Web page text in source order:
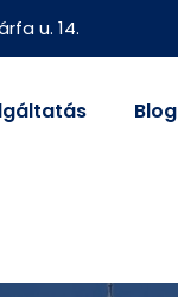
u. 14.
Blog